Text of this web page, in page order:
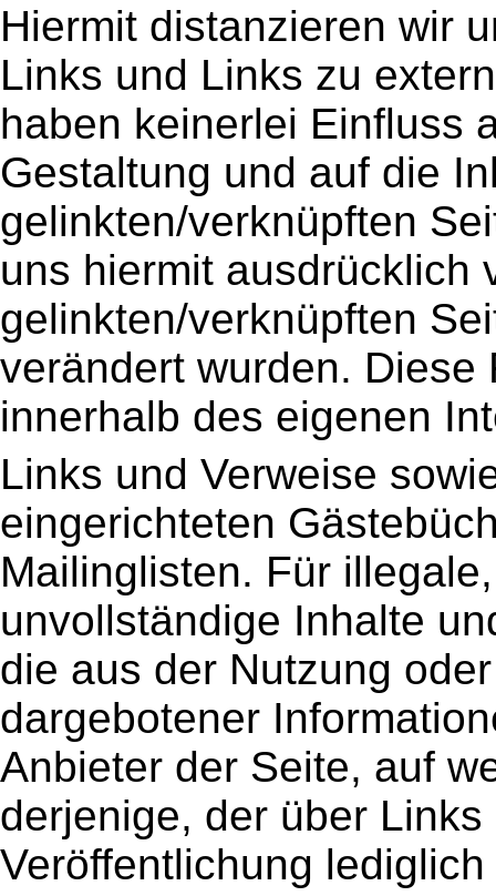
Hiermit distanzieren wir
Links und Links zu
haben keinerlei Einfluss
Gestaltung und auf die
gelinkten/verknüpften
uns hiermit ausdrücklich
gelinkten/verknüpften
verändert wurden.
innerhalb des eigenen
Links und Verweise
eingerichteten
Mailinglisten. Für
unvollständige Inhalte
die aus der Nutzung
dargebotener
Anbieter der Seite, auf
derjenige, der über
Veröffentlichung